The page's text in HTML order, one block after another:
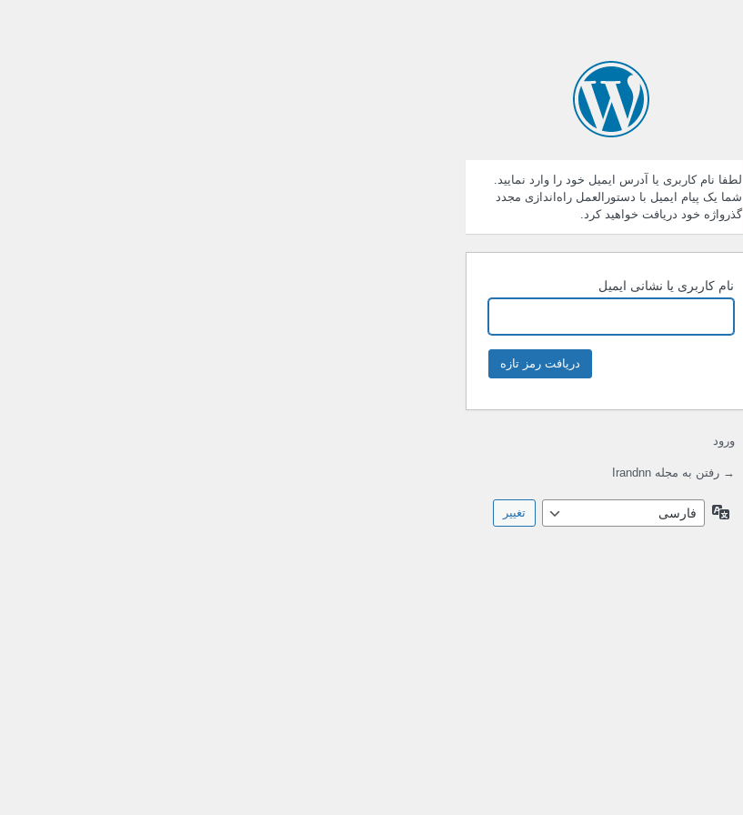
لطفا نام کاربری یا آدرس ایمیل خود را وارد نمایید.
شما یک پیام ایمیل با دستورالعمل راه‌اندازی مجدد
گذرواژه خود دریافت خواهید کرد.
نام کاربری یا نشانی ایمیل
ورود
→ رفتن به مجله Irandnn
زبان